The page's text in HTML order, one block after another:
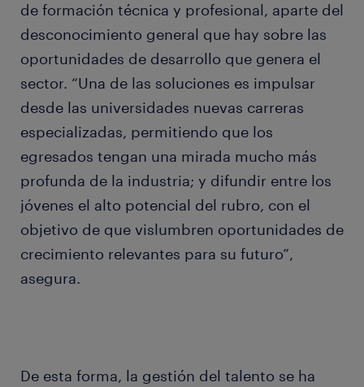
de formación técnica y profesional, aparte del
desconocimiento general que hay sobre las
oportunidades de desarrollo que genera el
sector. “Una de las soluciones es impulsar
desde las universidades nuevas carreras
especializadas, permitiendo que los
egresados tengan una mirada mucho más
profunda de la industria; y difundir entre los
jóvenes el alto potencial del rubro, con el
objetivo de que vislumbren oportunidades de
crecimiento relevantes para su futuro”,
asegura.
De esta forma, la gestión del talento se ha